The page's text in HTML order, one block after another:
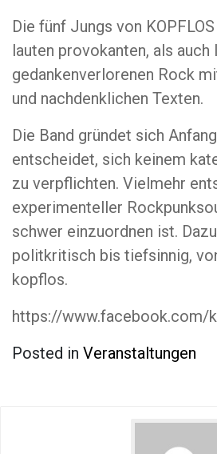
Die fünf Jungs von
lauten provokanten, als auch
gedankenverlorenen Rock
und nachdenklichen Texten.
Die Band gründet sich
entscheidet, sich keinem
zu verpflichten. Vielmehr
experimenteller
schwer einzuordnen ist.
politkritisch bis tiefsinnig,
kopflos.
https://www.facebook.com/
Posted in Veranstaltungen